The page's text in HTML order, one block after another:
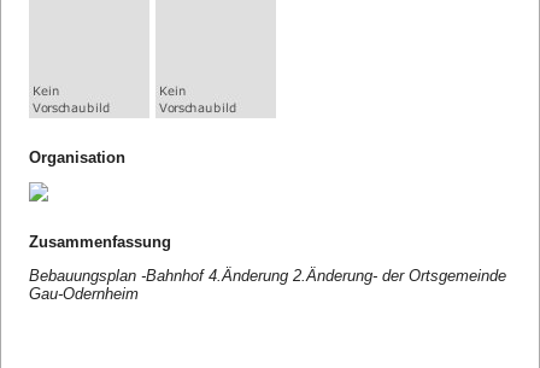
Organisation
Zusammenfassung
Bebauungsplan -Bahnhof 4.Änderung 2.Änderung- der Ortsgemeinde
Gau-Odernheim